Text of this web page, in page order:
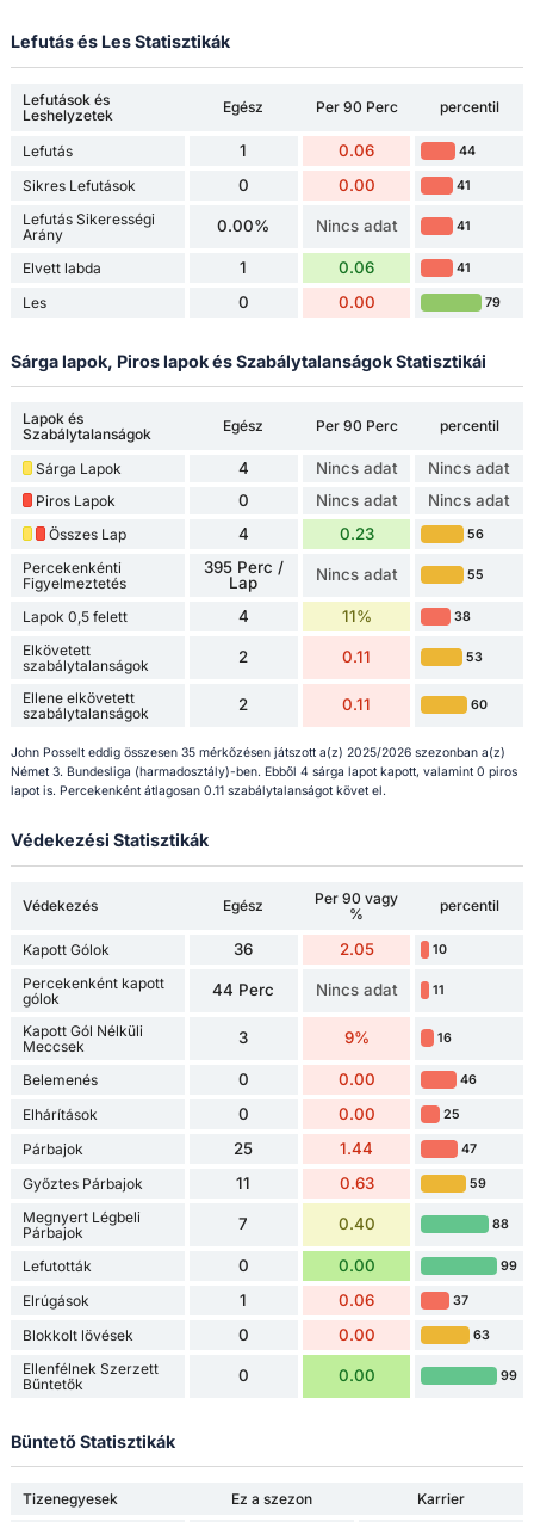
Lefutás és Les Statisztikák
Lefutások és
Leshelyzetek
Egész Per 90 Perc percentil
Lefutás 1 0.06 44
Sikres Lefutások 0 0.00 41
Lefutás Sikerességi
Arány
0.00% Nincs adat 41
Elvett labda 1 0.06 41
Les 0 0.00 79
Sárga lapok, Piros lapok és Szabálytalanságok Statisztikái
Lapok és
Szabálytalanságok
Egész Per 90 Perc percentil
Sárga Lapok 4 Nincs adat Nincs adat
Piros Lapok 0 Nincs adat Nincs adat
Összes Lap 4 0.23 56
Percekenkénti
Figyelmeztetés
395 Perc /
Lap
Nincs adat 55
Lapok 0,5 felett 4 11% 38
Elkövetett
szabálytalanságok
2 0.11 53
Ellene elkövetett
szabálytalanságok
2 0.11 60
John Posselt eddig összesen 35 mérkőzésen játszott a(z) 2025/2026 szezonban a(z)
Német 3. Bundesliga (harmadosztály)-ben. Ebből 4 sárga lapot kapott, valamint 0 piros
lapot is. Percekenként átlagosan 0.11 szabálytalanságot követ el.
Védekezési Statisztikák
Védekezés Egész
Per 90 vagy
%
percentil
Kapott Gólok 36 2.05 10
Percekenként kapott
gólok
44 Perc Nincs adat 11
Kapott Gól Nélküli
Meccsek
3 9% 16
Belemenés 0 0.00 46
Elhárítások 0 0.00 25
Párbajok 25 1.44 47
Győztes Párbajok 11 0.63 59
Megnyert Légbeli
Párbajok
7 0.40 88
Lefutották 0 0.00 99
Elrúgások 1 0.06 37
Blokkolt lövések 0 0.00 63
Ellenfélnek Szerzett
Bűntetők
0 0.00 99
Büntető Statisztikák
Tizenegyesek Ez a szezon
Karrier